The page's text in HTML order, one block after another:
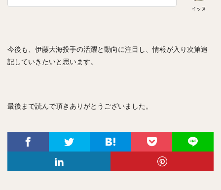
イッヌ
今後も、伊藤大海投手の活躍と動向に注目し、情報が入り次第追
記していきたいと思います。
最後まで読んで頂きありがとうございました。